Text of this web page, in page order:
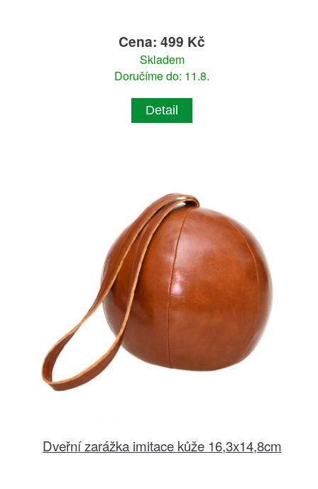
Cena: 499 Kč
Skladem
Doručíme do: 11.8.
Detail
Dveřní zarážka imitace kůže 16,3x14,8cm